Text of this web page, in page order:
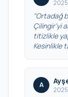
"Ortadağ
Çilingir’yi
titizlikle
Kesinlikle
A